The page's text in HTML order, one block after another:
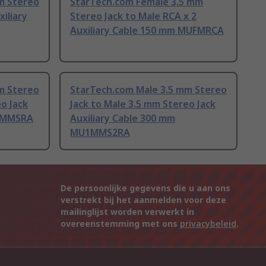
Stereo Jack to Male RCA x 2
Auxiliary Cable 150 mm MUFMRCA
Stereo
Jack
StarTech.com Male 3.5 mm Stereo
Jack to Male 3.5 mm Stereo Jack
Auxiliary Cable 300 mm
MU1MMS2RA
De persoonlijke gegevens die u aan ons
verstrekt bij het aanmelden voor deze
mailinglijst worden verwerkt in
overeenstemming met ons privacybeleid.